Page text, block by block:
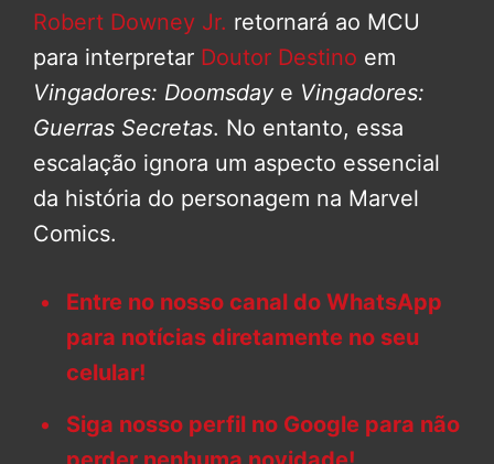
Robert Downey Jr. retornará ao MCU
para interpretar Doutor Destino em
Vingadores: Doomsday e Vingadores:
Guerras Secretas. No entanto, essa
escalação ignora um aspecto essencial
da história do personagem na Marvel
Comics.
Entre no nosso canal do WhatsApp
para notícias diretamente no seu
celular!
Siga nosso perfil no Google para não